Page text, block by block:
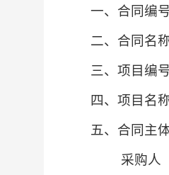
一、合同编号
二、合同名称
三、项目编
四、项目名称
五、合同主
采购人